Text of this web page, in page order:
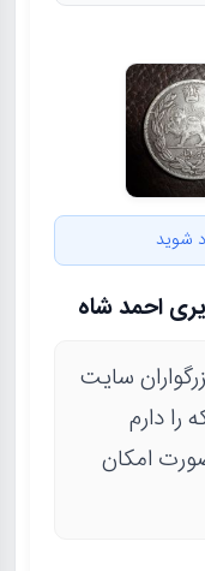
شوید
سایت
دارم
امکان